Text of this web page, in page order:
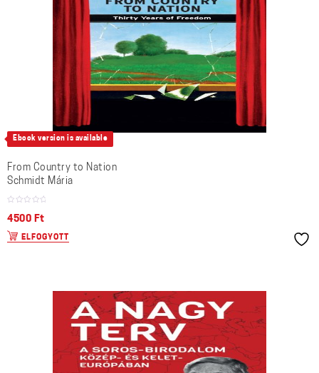
Ebook version is available
From Country to Nation
Schmidt Mária
4500 Ft
ELFOGYOTT